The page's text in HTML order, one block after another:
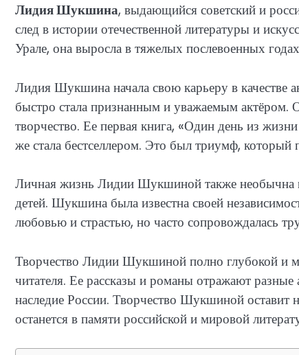
Лидия Шукшина, выдающийся советский и
след в истории отечественной литературы и
Урале, она выросла в тяжелых послевоенных
Лидия Шукшина начала свою карьеру в качестве
быстро стала признанным и уважаемым актёром.
творчество. Ее первая книга, «Один день из
же стала бестселлером. Это был триумф,
Личная жизнь Лидии Шукшиной также необычна
детей. Шукшина была известна своей
любовью и страстью, но часто сопровождалась
Творчество Лидии Шукшиной полно глубокой и
читателя. Ее рассказы и романы отражают
наследие России. Творчество Шукшиной оставит
останется в памяти российской и мировой